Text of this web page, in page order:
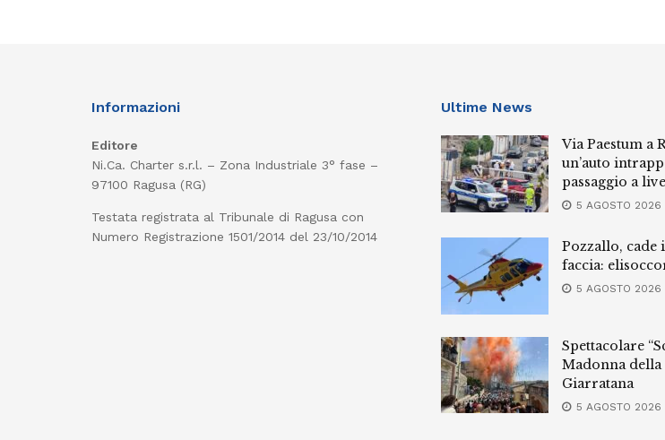
Informazioni
Editore
Ni.Ca. Charter s.r.l. – Zona Industriale 3° fase –
97100 Ragusa (RG)
Testata registrata al Tribunale di Ragusa con
Numero Registrazione 1501/2014 del 23/10/2014
Ultime News
Via Paestum a
un’auto
passaggio a
5 AGOSTO 2026
Pozzallo, cade
faccia:
5 AGOSTO 2026
Spettacolare
Madonna della
Giarratana
5 AGOSTO 2026